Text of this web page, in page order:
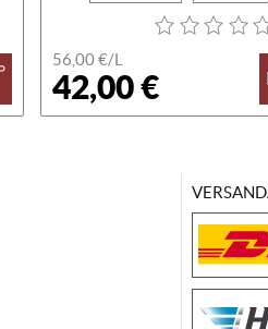
56,00 €/L
42,00 €